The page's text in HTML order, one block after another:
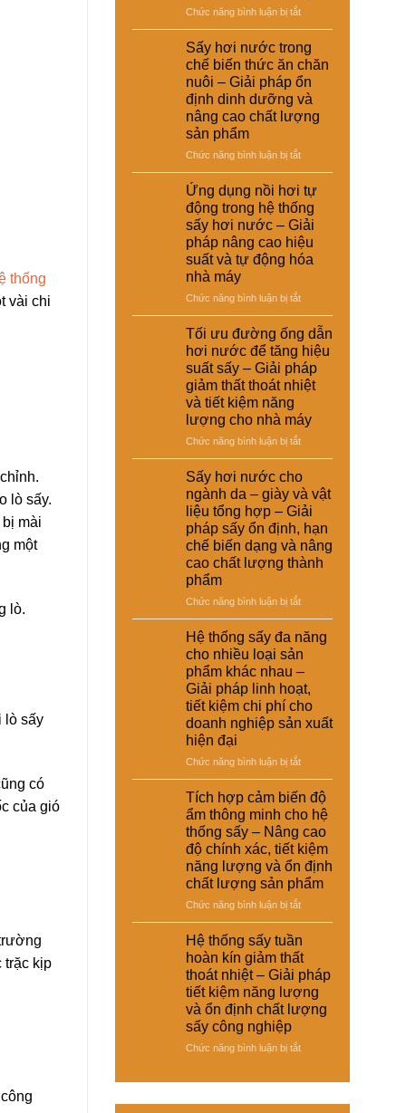
thống
vài chi
lò sấy.
mài
một
lò.
lò sấy
có
của gió
trặc kịp
lý
tái
chế
phục
vụ
sản
Giải
pháp
nâng
cao
chất
hiệu
suất
tái
chế
Chức năng bình luận bị tắtở
chi
phí
đầu
tư
giữa
nước
và
sấy
điện
–
giải
pháp
kinh
tế
cho
nhà
Sấy hơi nước trong
chế biến thức ăn chăn
nuôi – Giải pháp ổn
định dinh dưỡng và
nâng cao chất lượng
sản phẩm
Chức năng bình luận bị tắtở
hơi
nước
trong
chế
biến
thức
Giải
pháp
ổn
định
dưỡng
nâng
cao
chất
lượng
sản
phẩm
Ứng dụng nồi hơi tự
động trong hệ thống
sấy hơi nước – Giải
pháp nâng cao hiệu
suất và tự động hóa
nhà máy
Chức năng bình luận bị tắtở
dụng
nồi
hơi
tự
động
hệ
nước
–
Giải
pháp
nâng
cao
và
tự
động
hóa
máy
Tối ưu đường ống dẫn
hơi nước để tăng hiệu
suất sấy – Giải pháp
giảm thất thoát nhiệt
và tiết kiệm năng
lượng cho nhà máy
Chức năng bình luận bị tắtở
đường
ống
dẫn
hơi
nước
để
–
Giải
pháp
giảm
thất
tiết
kiệm
năng
lượng
nhà
máy
Sấy hơi nước cho
ngành da – giày và vật
liệu tổng hợp – Giải
pháp sấy ổn định, hạn
chế biến dạng và nâng
cao chất lượng thành
phẩm
Chức năng bình luận bị tắtở
hơi
nước
cho
da
–
giày
hợp
–
Giải
pháp
sấy
ổn
hạn
chế
biến
dạng
và
nâng
cao
chất
thành
Hệ thống sấy đa năng
cho nhiều loại sản
phẩm khác nhau –
Giải pháp linh hoạt,
tiết kiệm chi phí cho
doanh nghiệp sản xuất
hiện đại
Chức năng bình luận bị tắtở
thống
sấy
đa
năng
cho
nhiều
loại
nhau
–
Giải
pháp
linh
kiệm
phí
Tích hợp cảm biến độ
ẩm thông minh cho hệ
thống sấy – Nâng cao
độ chính xác, tiết kiệm
năng lượng và ổn định
chất lượng sản phẩm
Chức năng bình luận bị tắtở
biến
độ
ẩm
thông
–
Hệ thống sấy tuần
hoàn kín giảm thất
thoát nhiệt – Giải pháp
tiết kiệm năng lượng
và ổn định chất lượng
sấy công nghiệp
Chức năng bình luận bị tắtở